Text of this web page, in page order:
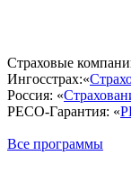
Страховые
Ингосстрах:«
Россия: «
РЕСО-Гарантия: «
Все программы